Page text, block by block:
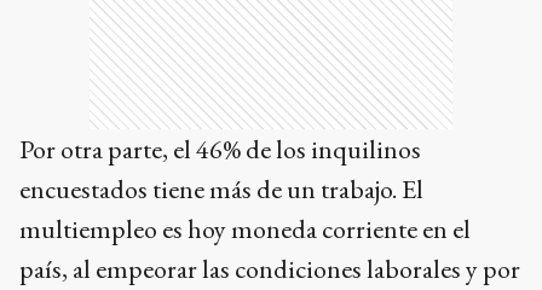
Por otra parte, el 46% de los inquilinos
encuestados tiene más de un trabajo. El
multiempleo es hoy moneda corriente en el
país, al empeorar las condiciones laborales y por